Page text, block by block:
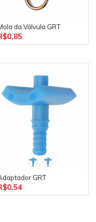
Mola da Válvula GRT
Adaptador GRT